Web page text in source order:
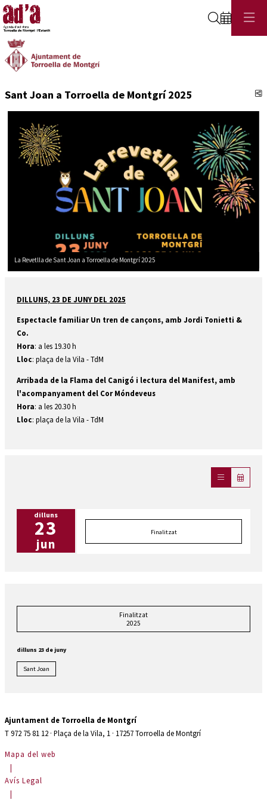
Cerca
Sant Joan a Torroella de Montgrí 2025
La Revetlla de Sant Joan a Torroella de Montgrí 2025
DILLUNS, 23 DE JUNY DEL 2025
Espectacle familiar Un tren de cançons, amb Jordi Tonietti &
Co.
Hora: a les 19.30 h
Lloc: plaça de la Vila - TdM
Arribada de la Flama del Canigó i lectura del Manifest, amb
l'acompanyament del Cor Móndeveus
Hora: a les 20.30 h
Lloc: plaça de la Vila - TdM
dilluns
23
jun
Finalitzat
Finalitzat
2025
dilluns 23 de juny
Sant Joan
Ajuntament de Torroella de Montgrí
T 972 75 81 12 · Plaça de la Vila, 1 · 17257 Torroella de Montgrí
Mapa del web
|
Avís Legal
|